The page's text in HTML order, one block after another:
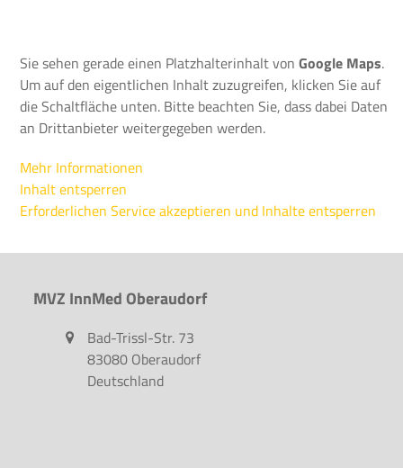
Sie sehen gerade einen Platzhalterinhalt vonGoogle Maps.
Um auf den eigentlichen Inhalt zuzugreifen, klicken Sie auf
die Schaltfläche unten. Bitte beachten Sie, dass dabei Daten
an Drittanbieter weitergegeben werden.
Mehr Informationen
Inhalt entsperren
Erforderlichen Service akzeptieren und Inhalte entsperren
MVZ InnMed Oberaudorf
Bad-Trissl-Str. 73
83080 Oberaudorf
Deutschland